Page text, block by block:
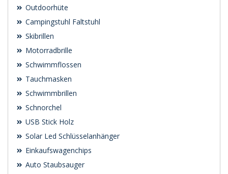
Outdoorhüte
Campingstuhl Faltstuhl
Skibrillen
Motorradbrille
Schwimmflossen
Tauchmasken
Schwimmbrillen
Schnorchel
USB Stick Holz
Solar Led Schlüsselanhänger
Einkaufswagenchips
Auto Staubsauger